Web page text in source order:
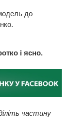
до
і ясно.
частину